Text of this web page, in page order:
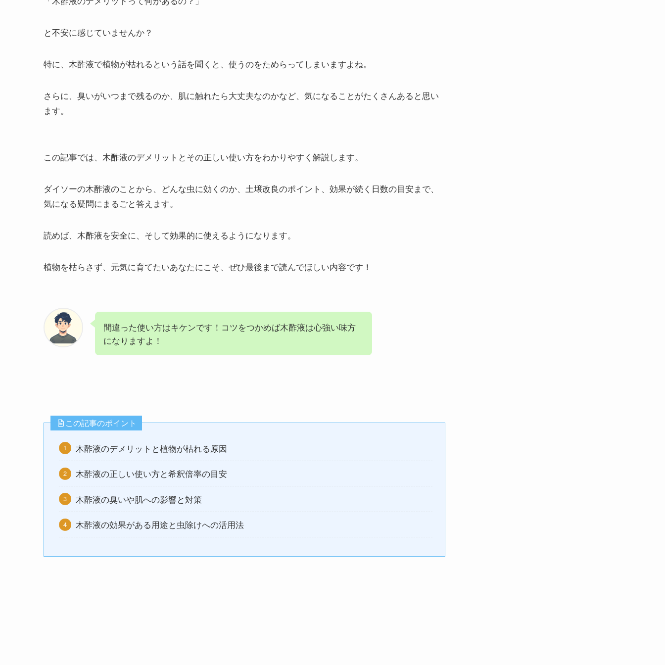
と不安に感じていませんか？
特に、木酢液で植物が枯れるという話を聞くと、使うのをためらってしまいますよね。
さらに、臭いがいつまで残るのか、肌に触れたら大丈夫なのかなど、気になることがたくさんあると思い
ます。
この記事では、木酢液のデメリットとその正しい使い方をわかりやすく解説します。
ダイソーの木酢液のことから、どんな虫に効くのか、土壌改良のポイント、効果が続く日数の目安まで、
気になる疑問にまるごと答えます。
読めば、木酢液を安全に、そして効果的に使えるようになります。
植物を枯らさず、元気に育てたいあなたにこそ、ぜひ最後まで読んでほしい内容です！
間違った使い方はキケンです！コツをつかめば木酢液は心強い味方
になりますよ！
この記事のポイント
木酢液のデメリットと植物が枯れる原因
木酢液の正しい使い方と希釈倍率の目安
木酢液の臭いや肌への影響と対策
木酢液の効果がある用途と虫除けへの活用法